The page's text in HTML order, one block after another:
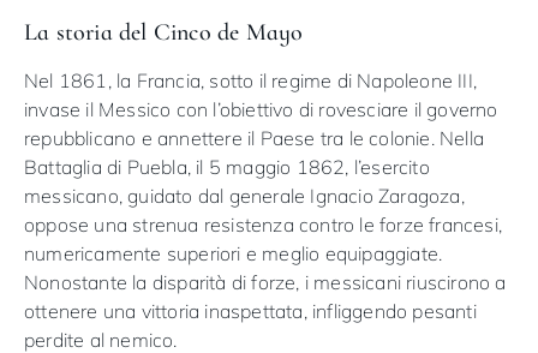
La storia del Cinco de Mayo
Nel 1861, la Francia, sotto il regime di Napoleone III,
invase il Messico con l’obiettivo di rovesciare il governo
repubblicano e annettere il Paese tra le colonie. Nella
Battaglia di Puebla, il 5 maggio 1862, l’esercito
messicano, guidato dal generale Ignacio Zaragoza,
oppose una strenua resistenza contro le forze francesi,
numericamente superiori e meglio equipaggiate.
Nonostante la disparità di forze, i messicani riuscirono a
ottenere una vittoria inaspettata, infliggendo pesanti
perdite al nemico.